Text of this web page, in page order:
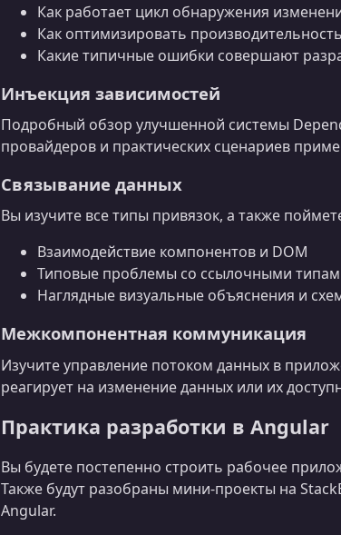
Как работает цикл обнаружения
Как оптимизировать
Какие типичные ошибки совершают
Инъекция зависимостей
Подробный обзор улучшенной системы
провайдеров и практических сценариев
Связывание данных
Вы изучите все типы привязок, а также
Взаимодействие компонентов и DOM
Типовые проблемы со ссылочными
Наглядные визуальные объяснения и
Межкомпонентная коммуникация
Изучите управление потоком данных в
реагирует на изменение данных или их
Практика разработки в Angular
Вы будете постепенно строить рабочее
Также будут разобраны мини‑проекты на
Angular.